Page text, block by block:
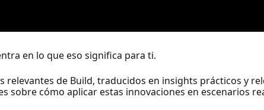
en lo que eso significa para ti.
de Build, traducidos en insights prácticos y
sobre cómo aplicar estas innovaciones en escenarios